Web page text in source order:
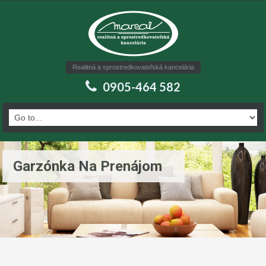
Realitná a sprostredkovateľská kancelária
0905-464 582
Garzónka Na Prenájom